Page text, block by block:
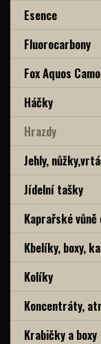
Esence
Fluorocarbony
Fox Aquos Camo
Háčky
Hrazdy
Jehly,
Jídelní tašky
Kaprařské vůně
Kbelíky, boxy,
Kolíky
Koncentráty,
Krabičky a boxy